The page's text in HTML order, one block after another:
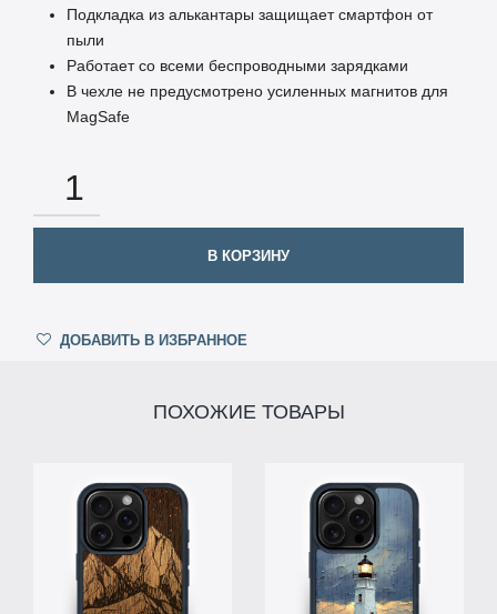
Подкладка из алькантары защищает смартфон от
пыли
Работает со всеми беспроводными зарядками
В чехле не предусмотрено усиленных магнитов для
MagSafe
В КОРЗИНУ
ДОБАВИТЬ В ИЗБРАННОЕ
ПОХОЖИЕ ТОВАРЫ